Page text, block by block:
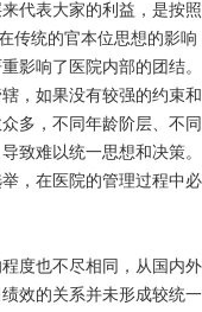
代表大家的利益，是按照
传统的官本位思想的影响
影响了医院内部的团结。
，如果没有较强的约束和
多，不同年龄阶层、不同
致难以统一思想和决策。
，在医院的管理过程中必
度也不尽相同，从国内外
效的关系并未形成较统一